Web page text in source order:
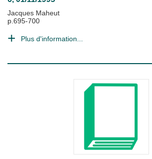
Jacques Maheut
p.695-700
Plus d'information...